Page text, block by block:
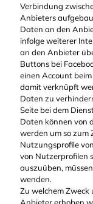
Verbindung
Anbieters
Daten an den
infolge weiterer
an den Anbieter
Buttons bei
einen Account
damit verknüpft
Daten zu
Seite bei dem
Daten können von
werden um so zum
Nutzungsprofile
von Nutzerprofilen
auszuüben,
wenden.
Zu welchem Zweck